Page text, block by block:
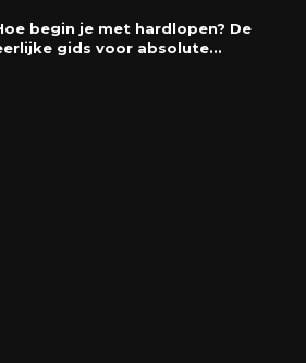
begin je met hardlopen? De
gids voor absolute...